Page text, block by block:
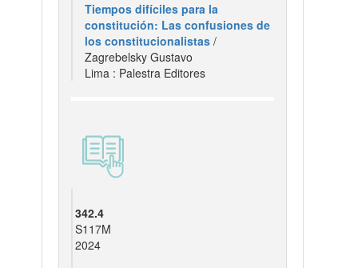
Tiempos difíciles para la
constitución: Las confusiones de
los constitucionalistas /
Zagrebelsky Gustavo
Lima : Palestra Editores
342.4
S117M
2024